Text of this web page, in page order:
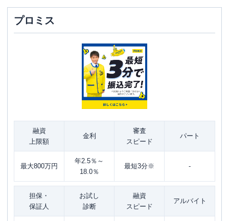
プロミス
融資
上限額
金利
審査
スピード
パート
最大800万円
年2.5％～
18.0％
最短3分※ -
担保・
保証人
お試し
診断
融資
スピード
アルバイト